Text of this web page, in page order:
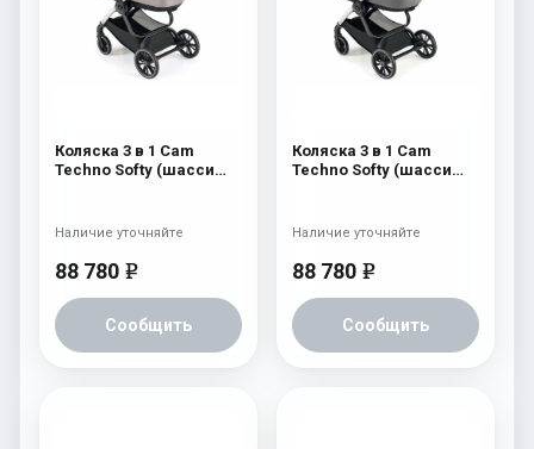
Коляска 3 в 1 Cam
Techno Softy (шасси
88 780 e
Сообщить
Наличие уточняйте
Коляска 3 в 1 Cam
Techno Softy (шасси
88 780 e
Сообщить
Наличие уточняйте